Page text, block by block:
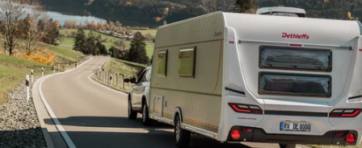
NOWOŚĆ
C'JOY ACTIVE
Caravan
NOWOŚĆ
C'GO ACTIVE &
C'GO UP ACTIVE
Caravan